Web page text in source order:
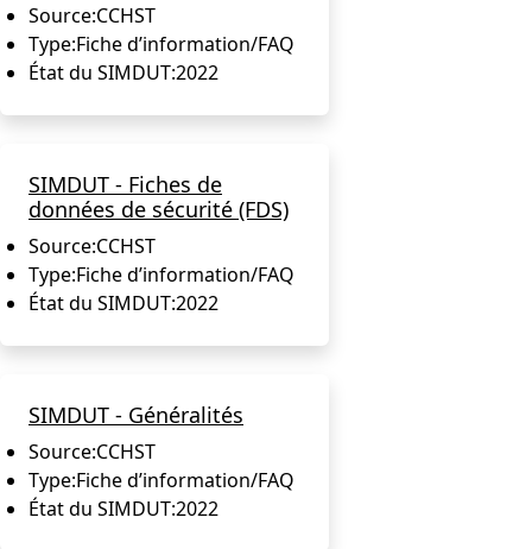
Source:CCHST
Type:Fiche d’information/FAQ
État du SIMDUT:2022
SIMDUT - Fiches de
données de sécurité (FDS)
Source:CCHST
Type:Fiche d’information/FAQ
État du SIMDUT:2022
SIMDUT - Généralités
Source:CCHST
Type:Fiche d’information/FAQ
État du SIMDUT:2022